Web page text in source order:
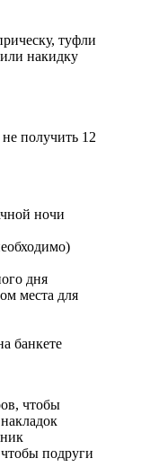
туфли
накидку
получить 12
ночи
дня
места для
банкете
чтобы
подруги